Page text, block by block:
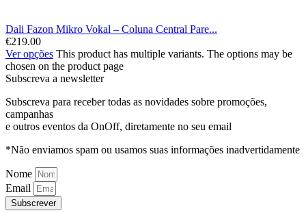
Dali Fazon Mikro Vokal – Coluna Central Pare...
€219.00
Ver opções This product has multiple variants. The options may be
chosen on the product page
Subscreva a newsletter
Subscreva para receber todas as novidades sobre promoções,
campanhas
e outros eventos da OnOff, diretamente no seu email
*Não enviamos spam ou usamos suas informações inadvertidamente
Nome
Email
Subscrever